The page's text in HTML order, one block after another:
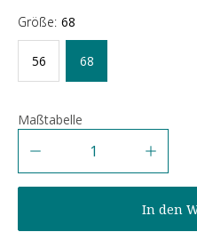
Größe: 68
56 68
Maßtabelle
In den